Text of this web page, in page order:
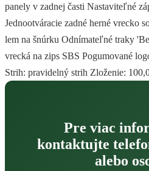
panely v zadnej časti Nastaviteľné
Jednootváracie zadné herné vrecko
lem na šnúrku Odnímateľné traky
vrecká na zips SBS Pogumované
Strih: pravidelný strih Zloženie:
Pre viac
kontaktujte
alebo